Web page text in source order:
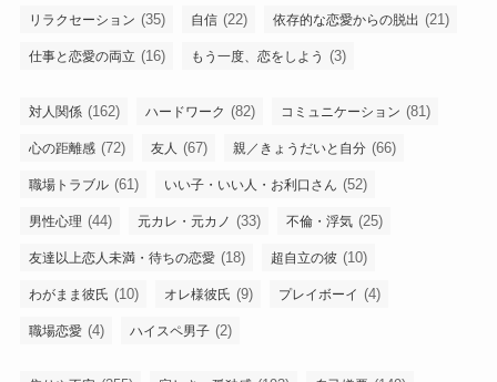
リラクセーション (35) 自信 (22) 依存的な恋愛からの脱出 (21)
仕事と恋愛の両立 (16) もう一度、恋をしよう (3)
対人関係 (162) ハードワーク (82) コミュニケーション (81)
心の距離感 (72) 友人 (67) 親／きょうだいと自分 (66)
職場トラブル (61) いい子・いい人・お利口さん (52)
男性心理 (44) 元カレ・元カノ (33) 不倫・浮気 (25)
友達以上恋人未満・待ちの恋愛 (18) 超自立の彼 (10)
わがまま彼氏 (10) オレ様彼氏 (9) プレイボーイ (4)
職場恋愛 (4) ハイスペ男子 (2)